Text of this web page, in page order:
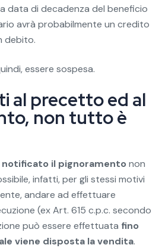
data di decadenza del beneficio
avrà probabilmente un credito
debito.
essere sospesa.
al precetto ed al
non tutto è
notificato il pignoramento non
infatti, per gli stessi motivi
andare ad effettuare
(ex Art. 615 c.p.c. secondo
può essere effettuata fino
viene disposta la vendita.